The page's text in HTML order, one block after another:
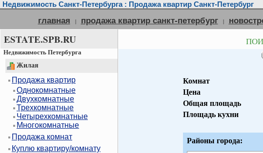
Недвижимость Санкт-Петербурга : Продажа квартир Санкт-Петербург
главная | продажа квартир санкт-петербург |
ESTATE.SPB.RU
Недвижимость Петербурга
Жилая
Продажа квартир
Однокомнатные
Двухкомнатные
Трехкомнатные
Четырехкомнатные
Многокомнатные
Продажа комнат
Куплю квартиру/комнату
Комнат
Цена
Общая площадь
Площадь кухни
Районы города: